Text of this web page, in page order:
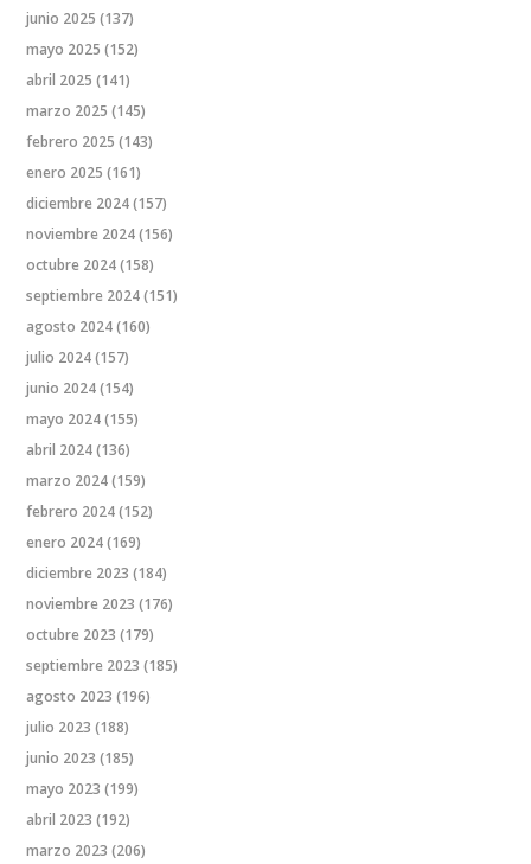
junio 2025 (137)
mayo 2025 (152)
abril 2025 (141)
marzo 2025 (145)
febrero 2025 (143)
enero 2025 (161)
diciembre 2024(157)
noviembre 2024(156)
octubre 2024(158)
septiembre 2024(151)
agosto 2024(160)
julio 2024(157)
junio 2024(154)
mayo 2024(155)
abril 2024(136)
marzo 2024(159)
febrero 2024(152)
enero 2024(169)
diciembre 2023 (184)
noviembre 2023 (176)
octubre 2023 (179)
septiembre 2023 (185)
agosto 2023 (196)
julio 2023 (188)
junio 2023 (185)
mayo 2023 (199)
abril 2023 (192)
marzo 2023 (206)